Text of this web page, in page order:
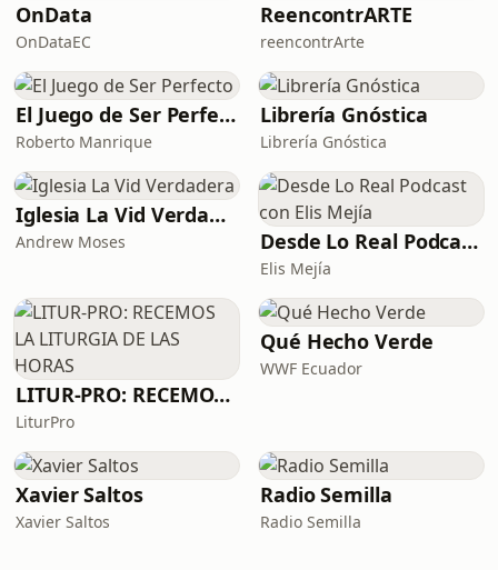
OnData
OnDataEC
ReencontrARTE
reencontrArte
El Juego de Ser Perfecto
Roberto Manrique
Librería Gnóstica
Librería Gnóstica
Iglesia La Vid Verdadera
Andrew Moses Desde Lo Real Podcast con Elis Mejía
Elis Mejía
LITUR-PRO: RECEMOS LA LITURGIA DE LAS HORAS
LiturPro
Qué Hecho Verde
WWF Ecuador
Xavier Saltos
Xavier Saltos
Radio Semilla
Radio Semilla